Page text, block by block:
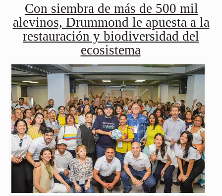
Con siembra de más de 500 mil
alevinos, Drummond le apuesta a la
restauración y biodiversidad del
ecosistema